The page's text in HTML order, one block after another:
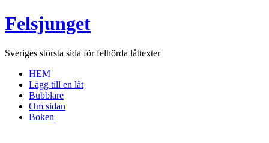
Felsjunget
Sveriges största sida för felhörda låttexter
HEM
Lägg till en låt
Bubblare
Om sidan
Boken